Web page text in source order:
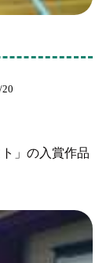
」の入賞作品